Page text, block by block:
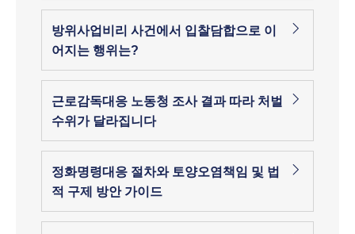
방위사업비리 사건에서 입찰담합으로 이
어지는 행위는?
근로감독대응 노동청 조사 결과 따라 처벌
수위가 달라집니다
정화명령대응 절차와 토양오염책임 및 법
적 구제 방안 가이드